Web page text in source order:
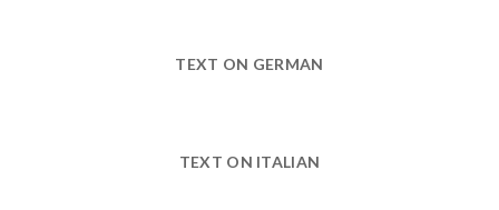
TEXT ON GERMAN
TEXT ON ITALIAN